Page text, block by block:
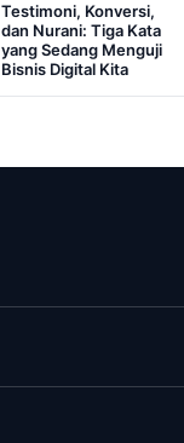
Testimoni, Konversi,
dan Nurani: Tiga Kata
yang Sedang Menguji
Bisnis Digital Kita